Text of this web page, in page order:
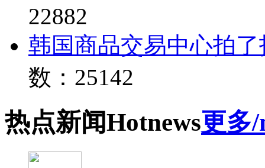
22882
韩国商品交易中心拍
数：25142
热点新闻Hotnews更多